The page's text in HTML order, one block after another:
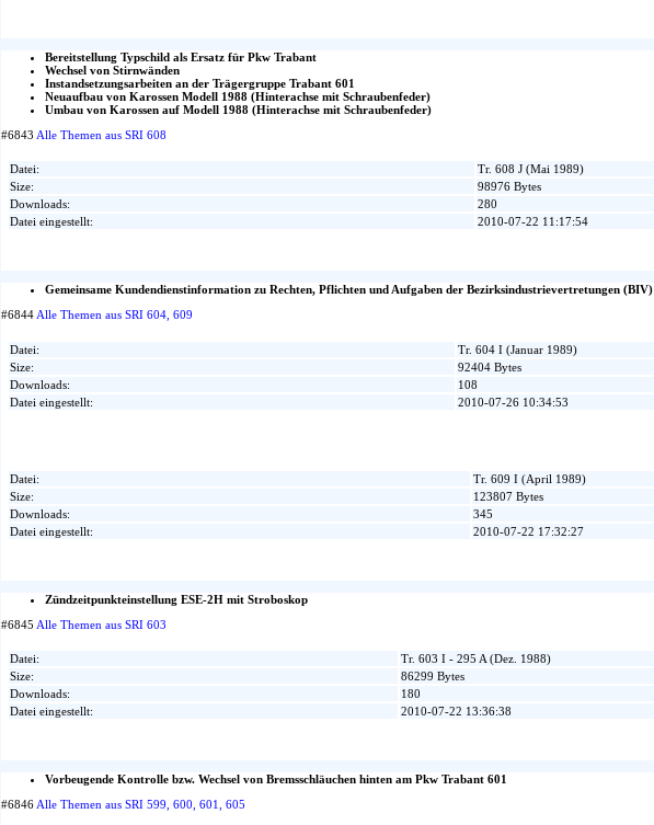
Bereitstellung Typschild als Ersatz für Pkw Trabant
Wechsel von Stirnwänden
Instandsetzungsarbeiten an der Trägergruppe Trabant 601
Neuaufbau von Karossen Modell 1988 (Hinterachse mit Schraubenfeder)
Umbau von Karossen auf Modell 1988 (Hinterachse mit Schraubenfeder)
#6843 Alle Themen aus SRI 608
Datei:
Tr. 608 J (Mai 1989)
Size:
98976 Bytes
Downloads:
280
Datei eingestellt:
2010-07-22 11:17:54
Gemeinsame Kundendienstinformation zu Rechten, Pflichten und Aufgaben der Bezirksindustrievertretungen (BIV)
#6844 Alle Themen aus SRI 604, 609
Datei:
Tr. 604 I (Januar 1989)
Size:
92404 Bytes
Downloads:
108
Datei eingestellt:
2010-07-26 10:34:53
Datei:
Tr. 609 I (April 1989)
Size:
123807 Bytes
Downloads:
345
Datei eingestellt:
2010-07-22 17:32:27
Zündzeitpunkteinstellung ESE-2H mit Stroboskop
#6845 Alle Themen aus SRI 603
Datei:
Tr. 603 I - 295 A (Dez. 1988)
Size:
86299 Bytes
Downloads:
180
Datei eingestellt:
2010-07-22 13:36:38
Vorbeugende Kontrolle bzw. Wechsel von Bremsschläuchen hinten am Pkw Trabant 601
#6846 Alle Themen aus SRI 599, 600, 601, 605